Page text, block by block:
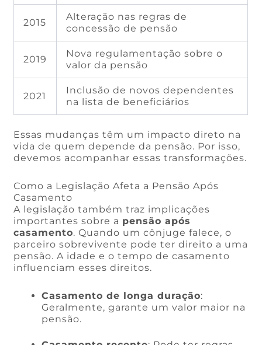
2015
Alteração nas regras de
concessão de pensão
2019
Nova regulamentação sobre o
valor da pensão
2021
Inclusão de novos dependentes
na lista de beneficiários
Essas mudanças têm um impacto direto na
vida de quem depende da pensão. Por isso,
devemos acompanhar essas transformações.
Como a Legislação Afeta a Pensão Após
Casamento
A legislação também traz implicações
importantes sobre a pensão após
casamento. Quando um cônjuge falece, o
parceiro sobrevivente pode ter direito a uma
pensão. A idade e o tempo de casamento
influenciam esses direitos.
Casamento de longa duração:
Geralmente, garante um valor maior na
pensão.